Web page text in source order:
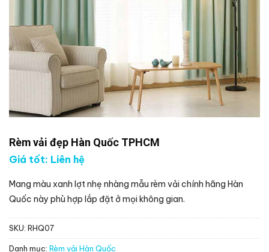
Rèm vải đẹp Hàn Quốc TPHCM
Giá tốt: Liên hệ
Mang màu xanh lợt nhẹ nhàng mẫu rèm vải chính hãng Hàn
Quốc này phù hợp lắp đặt ở mọi không gian.
SKU: RHQ07
Danh mục: Rèm vải Hàn Quốc